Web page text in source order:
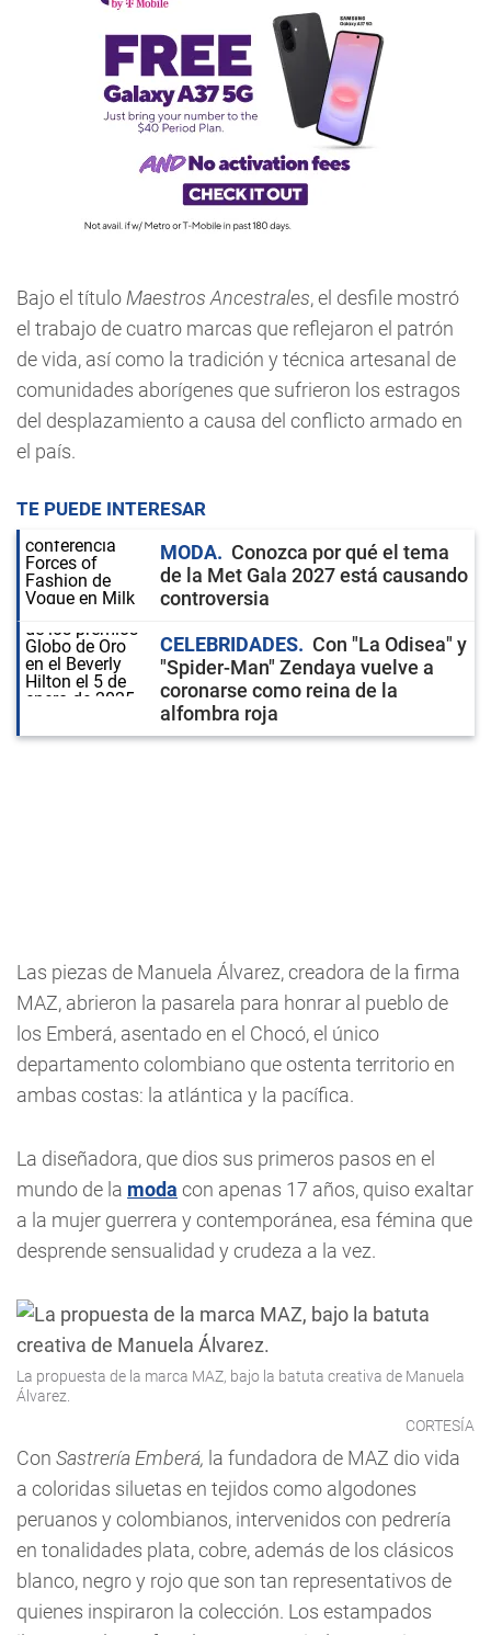
Bajo el título Maestros Ancestrales, el desfile mostró
el trabajo de cuatro marcas que reflejaron el patrón
de vida, así como la tradición y técnica artesanal de
comunidades aborígenes que sufrieron los estragos
del desplazamiento a causa del conflicto armado en
el país.
TE PUEDE INTERESAR
MODA
Conozca por qué el tema
de la Met Gala 2027 está causando
controversia
CELEBRIDADES
Con "La Odisea" y
"Spider-Man" Zendaya vuelve a
coronarse como reina de la
alfombra roja
Las piezas de Manuela Álvarez, creadora de la firma
MAZ, abrieron la pasarela para honrar al pueblo de
los Emberá, asentado en el Chocó, el único
departamento colombiano que ostenta territorio en
ambas costas: la atlántica y la pacífica.
La diseñadora, que dios sus primeros pasos en el
mundo de la moda con apenas 17 años, quiso exaltar
a la mujer guerrera y contemporánea, esa fémina que
desprende sensualidad y crudeza a la vez.
La propuesta de la marca MAZ, bajo la batuta creativa de Manuela
Álvarez.
CORTESÍA
Con Sastrería Emberá, la fundadora de MAZ dio vida
a coloridas siluetas en tejidos como algodones
peruanos y colombianos, intervenidos con pedrería
en tonalidades plata, cobre, además de los clásicos
blanco, negro y rojo que son tan representativos de
quienes inspiraron la colección. Los estampados